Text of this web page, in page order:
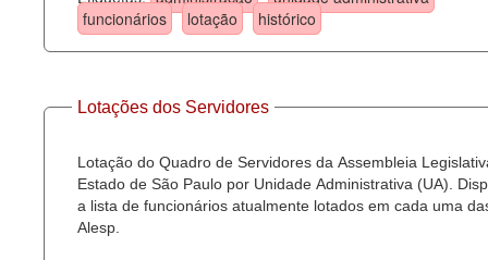
funcionários
lotação histórico
Lotações dos Servidores
Lotação do Quadro de Servidores da Assembleia
Estado de São Paulo por Unidade Administrativa (UA).
a lista de funcionários atualmente lotados em cada uma
Alesp.